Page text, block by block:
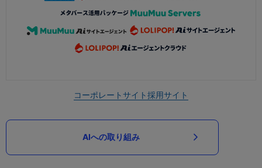
コーポレートサイト採用サイト
AIへの取り組み